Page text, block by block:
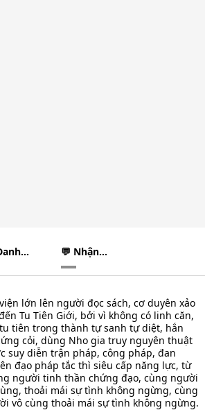
💬 Nhận
xét
lớn lên người đọc sách, cơ duyên xảo
Tu Tiên Giới, bởi vì không có linh căn,
tiên trong thành tự sanh tự diệt, hắn
cỏi, dùng Nho gia truy nguyên thuật
suy diễn trận pháp, công pháp, đan
đạo pháp tắc thì siêu cấp năng lực, từ
người tinh thần chứng đạo, cùng người
thoải mái sự tình không ngừng, cùng
vô cùng thoải mái sự tình không ngừng.